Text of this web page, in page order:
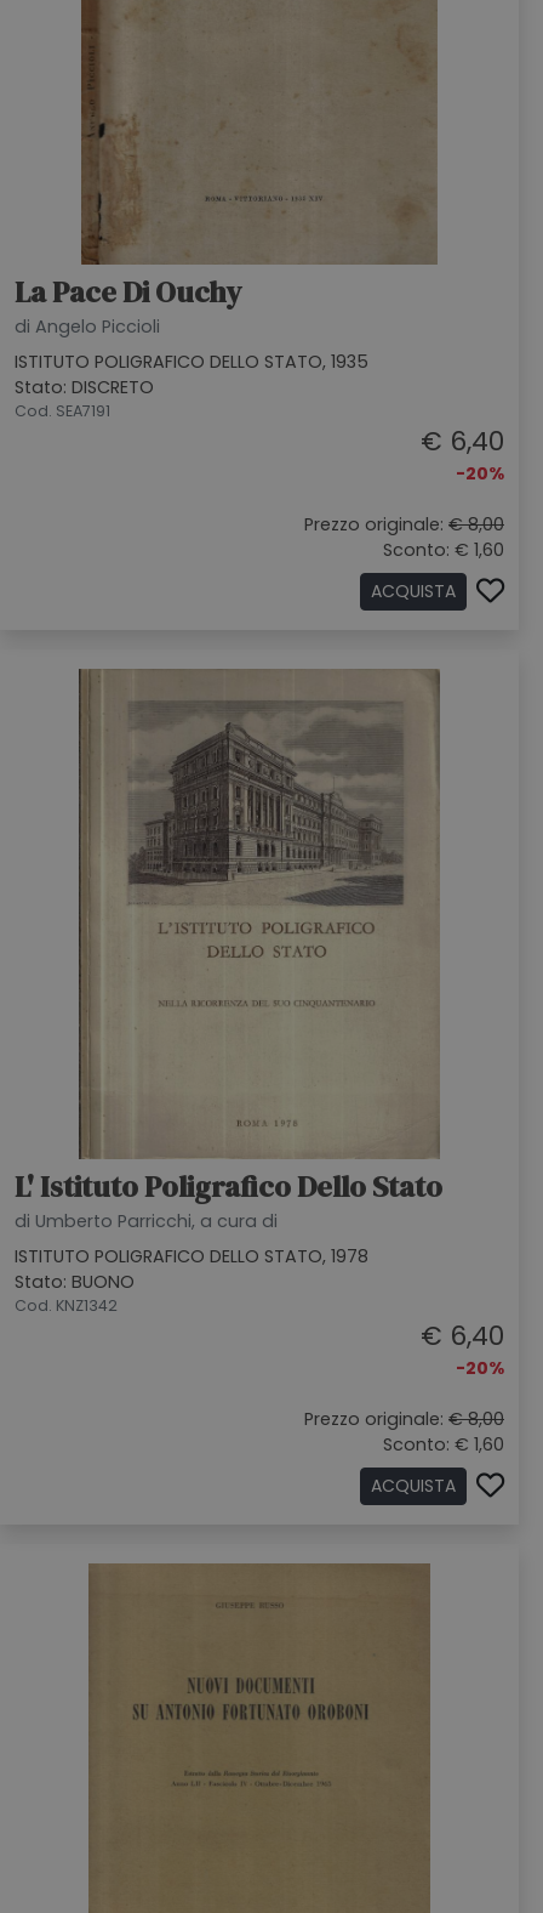
La Pace Di Ouchy
di Angelo Piccioli
ISTITUTO POLIGRAFICO DELLO STATO, 1935
Stato: DISCRETO
Cod. SEA7191
€ 6,40
-20%
Prezzo originale: € 8,00
Sconto: € 1,60
ACQUISTA
L' Istituto Poligrafico Dello Stato
di Umberto Parricchi, a cura di
ISTITUTO POLIGRAFICO DELLO STATO, 1978
Stato: BUONO
Cod. KNZ1342
€ 6,40
-20%
Prezzo originale: € 8,00
Sconto: € 1,60
ACQUISTA